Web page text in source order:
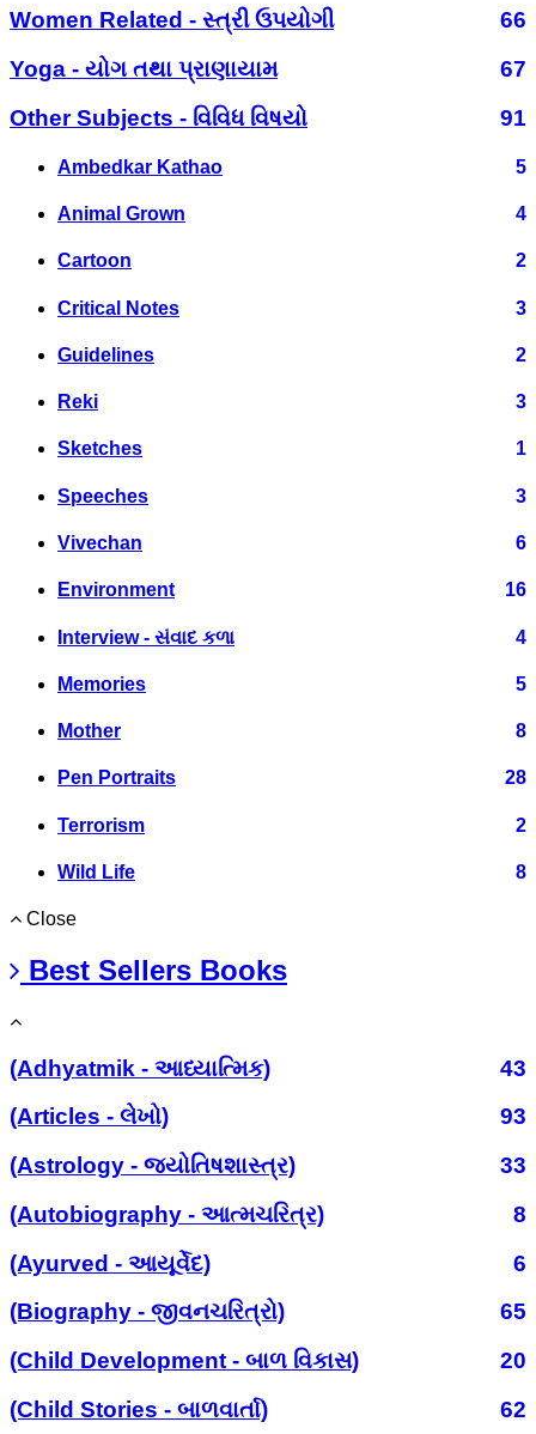
Women Related - સ્ત્રી ઉપયોગી
66
Yoga - યોગ તથા પ્રાણાયામ
67
Other Subjects - વિવિધ વિષયો
91
Ambedkar Kathao 5
Animal Grown 4
Cartoon 2
Critical Notes 3
Guidelines 2
Reki 3
Sketches 1
Speeches 3
Vivechan 6
Environment 16
Interview - સંવાદ કળા 4
Memories 5
Mother 8
Pen Portraits 28
Terrorism 2
Wild Life 8
Close
Best Sellers Books
(Adhyatmik - આધ્યાત્મિક)
43
(Articles - લેખો)
93
(Astrology - જ્યોતિષશાસ્ત્ર)
33
(Autobiography - આત્મચરિત્ર)
8
(Ayurved - આયૂર્વેદ)
6
(Biography - જીવનચરિત્રો)
65
(Child Development - બાળ વિકાસ)
20
(Child Stories - બાળવાર્તા)
62